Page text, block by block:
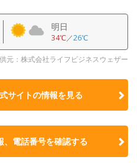
明日
34℃／26℃
元：株式会社ライフビジネスウェザー
サイトの情報を見る
、電話番号を確認する